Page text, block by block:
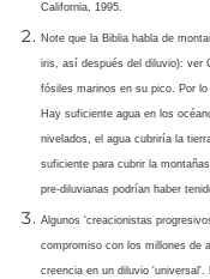
California, 1995.
Note que la Biblia habla de
iris, así después del diluvio): ver
fósiles marinos en su pico. Por
Hay suficiente agua en los
nivelados, el agua cubriría la
suficiente para cubrir la
pre-diluvianas podrían haber
Algunos 'creacionistas
compromiso con los millones de
creencia en un diluvio